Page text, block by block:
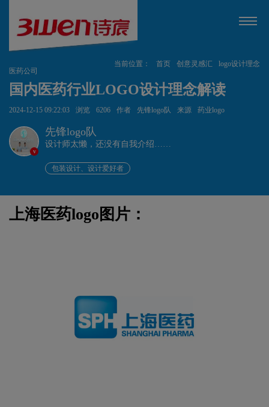
当前位置： 首页 创意灵感汇
logo设计理念
医药公司
国内医药行业LOGO设计理念解读
2024-12-15 09:22:03 浏览 6206 作者 先锋logo队 来源 药业logo
v
先锋logo队
设计师太懒，还没有自我介绍……
包装设计、设计爱好者
上海医药logo图片：